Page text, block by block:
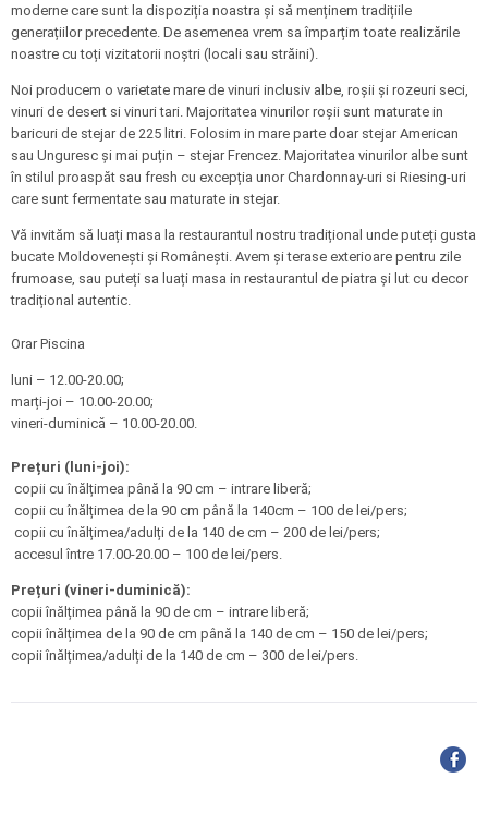
moderne care sunt la dispoziția noastra și să menținem tradițiile
generațiilor precedente. De asemenea vrem sa împarțim toate realizările
noastre cu toți vizitatorii noștri (locali sau străini).
Noi producem o varietate mare de vinuri inclusiv albe, roșii și rozeuri seci,
vinuri de desert si vinuri tari. Majoritatea vinurilor roșii sunt maturate in
baricuri de stejar de 225 litri. Folosim in mare parte doar stejar American
sau Unguresc și mai puțin – stejar Frencez. Majoritatea vinurilor albe sunt
în stilul proaspăt sau fresh cu excepția unor Chardonnay-uri si Riesing-uri
care sunt fermentate sau maturate in stejar.
Vă invităm să luați masa la restaurantul nostru tradițional unde puteți gusta
bucate Moldovenești și Românești. Avem și terase exterioare pentru zile
frumoase, sau puteți sa luați masa in restaurantul de piatra și lut cu decor
tradițional autentic.
Orar Piscina
luni – 12.00-20.00;
marți-joi – 10.00-20.00;
vineri-duminică – 10.00-20.00.
Prețuri (luni-joi):
copii cu înălțimea până la 90 cm – intrare liberă;
copii cu înălțimea de la 90 cm până la 140cm – 100 de lei/pers;
copii cu înălțimea/adulți de la 140 de cm – 200 de lei/pers;
accesul între 17.00-20.00 – 100 de lei/pers.
Prețuri (vineri-duminică):
copii înălțimea până la 90 de cm – intrare liberă;
copii înălțimea de la 90 de cm până la 140 de cm – 150 de lei/pers;
copii înălțimea/adulți de la 140 de cm – 300 de lei/pers.